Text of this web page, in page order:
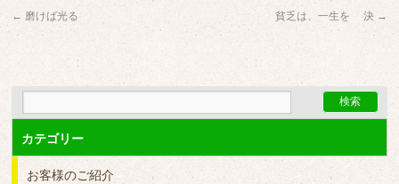
← 磨けば光る 貧乏は、一生を 決 →
カテゴリー
お客様のご紹介